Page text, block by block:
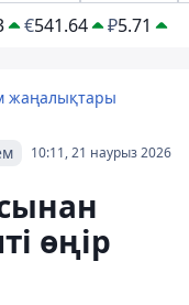
€541.64 ₽5.71
жаңалықтары
10:11, 21 наурыз 2026
өңір